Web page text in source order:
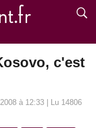
c'est
à 12:33 | Lu 14806